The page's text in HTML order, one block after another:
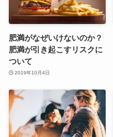
肥満がなぜいけないのか？
肥満が引き起こすリスクに
ついて
2019年10月4日